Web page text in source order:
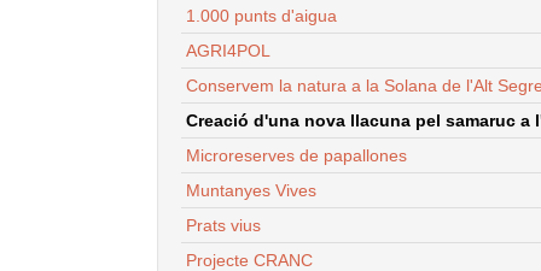
1.000 punts d'aigua
AGRI4POL
Conservem la natura a la Solana de l'Alt
Creació d'una nova llacuna pel samaruc a
Microreserves de papallones
Muntanyes Vives
Prats vius
Projecte CRANC